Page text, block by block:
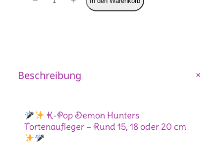
Tortenaufleger
6
Menge
Beschreibung +
K-Pop Demon Hunters
Tortenaufleger – Rund 15, 18 oder 20 cm